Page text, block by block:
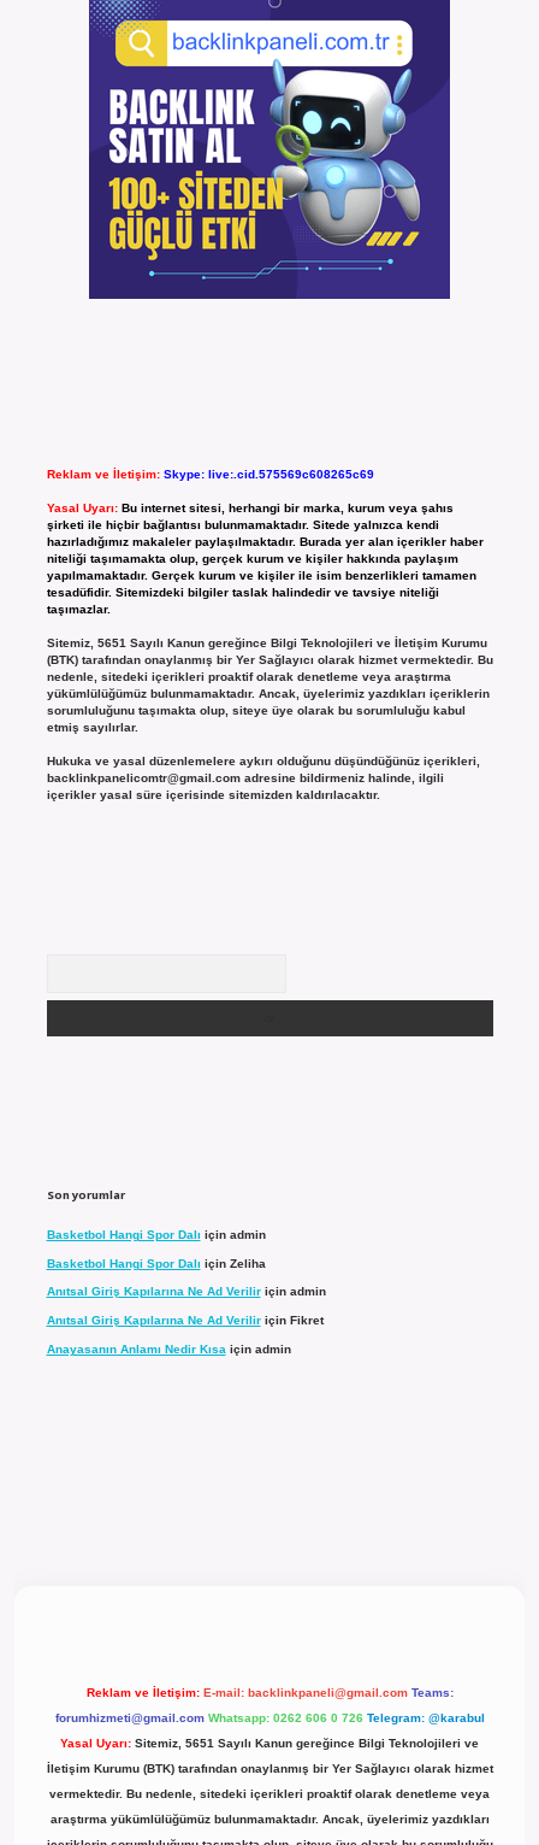
Reklam ve İletişim: Skype: live:.cid.575569c608265c69
Yasal Uyarı: Bu internet sitesi, herhangi bir marka, kurum veya şahıs
şirketi ile hiçbir bağlantısı bulunmamaktadır. Sitede yalnızca kendi
hazırladığımız makaleler paylaşılmaktadır. Burada yer alan içerikler haber
niteliği taşımamakta olup, gerçek kurum ve kişiler hakkında paylaşım
yapılmamaktadır. Gerçek kurum ve kişiler ile isim benzerlikleri tamamen
tesadüfidir. Sitemizdeki bilgiler taslak halindedir ve tavsiye niteliği
taşımazlar.
Sitemiz, 5651 Sayılı Kanun gereğince Bilgi Teknolojileri ve İletişim Kurumu
(BTK) tarafından onaylanmış bir Yer Sağlayıcı olarak hizmet vermektedir. Bu
nedenle, sitedeki içerikleri proaktif olarak denetleme veya araştırma
yükümlülüğümüz bulunmamaktadır. Ancak, üyelerimiz yazdıkları içeriklerin
sorumluluğunu taşımakta olup, siteye üye olarak bu sorumluluğu kabul
etmiş sayılırlar.
Hukuka ve yasal düzenlemelere aykırı olduğunu düşündüğünüz içerikleri,
backlinkpanelicomtr@gmail.comadresine bildirmeniz halinde, ilgili
içerikler yasal süre içerisinde sitemizden kaldırılacaktır.
Son yorumlar
Basketbol Hangi Spor Dalı için admin
Basketbol Hangi Spor Dalı için Zeliha
Anıtsal Giriş Kapılarına Ne Ad Veriliriçin admin
Anıtsal Giriş Kapılarına Ne Ad Veriliriçin Fikret
Anayasanın Anlamı Nedir Kısa için admin
Reklam ve İletişim: E-mail: backlinkpaneli@gmail.com Teams:
forumhizmeti@gmail.com Whatsapp: 0262 606 0 726 Telegram: @karabul
Yasal Uyarı: Sitemiz, 5651 Sayılı Kanun gereğince Bilgi Teknolojileri ve
İletişim Kurumu (BTK) tarafından onaylanmış bir Yer Sağlayıcı olarak hizmet
vermektedir. Bu nedenle, sitedeki içerikleri proaktif olarak denetleme veya
araştırma yükümlülüğümüz bulunmamaktadır. Ancak, üyelerimiz yazdıkları